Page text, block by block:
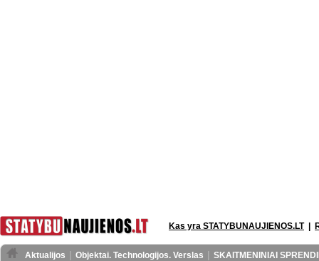
Kas yra STATYBUNAUJIENOS.LT|
Aktualijos Objektai. Technologijos. Verslas
SKAITMENINIAI